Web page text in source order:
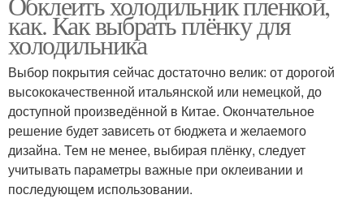
как. Как выбрать плёнку для
холодильника
Выбор покрытия сейчас достаточно велик: от дорогой
высококачественной итальянской или немецкой, до
доступной произведённой в Китае. Окончательное
решение будет зависеть от бюджета и желаемого
дизайна. Тем не менее, выбирая плёнку, следует
учитывать параметры важные при оклеивании и
последующем использовании.